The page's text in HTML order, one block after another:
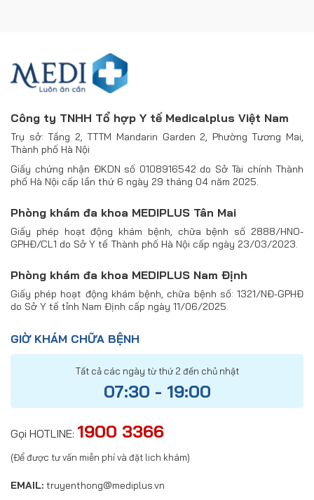
Công ty TNHH Tổ hợp Y tế Medicalplus Việt Nam
Trụ sở: Tầng 2, TTTM Mandarin Garden 2, Phường Tương Mai,
Thành phố Hà Nội
Giấy chứng nhận ĐKDN số 0108916542 do Sở Tài chính Thành
phố Hà Nội cấp lần thứ 6 ngày 29 tháng 04 năm 2025.
Phòng khám đa khoa MEDIPLUS Tân Mai
Giấy phép hoạt động khám bệnh, chữa bệnh số 2888/HNO-
GPHĐ/CL1 do Sở Y tế Thành phố Hà Nội cấp ngày 23/03/2023.
Phòng khám đa khoa MEDIPLUS Nam Định
Giấy phép hoạt động khám bệnh, chữa bệnh số: 1321/NĐ-GPHĐ
do Sở Y tế tỉnh Nam Định cấp ngày 11/06/2025.
GIỜ KHÁM CHỮA BỆNH
Tất cả các ngày từ thứ 2 đến chủ nhật
07:30 - 19:00
Gọi HOTLINE: 1900 3366
(Để được tư vấn miễn phí và đặt lich khám)
EMAIL: truyenthong@mediplus.vn